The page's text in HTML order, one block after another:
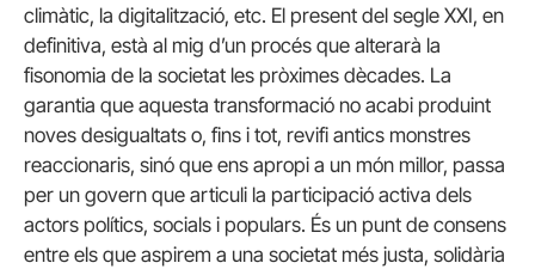
climàtic, la digitalització, etc. El present del segle XXI, en
definitiva, està al mig d’un procés que alterarà la
fisonomia de la societat les pròximes dècades. La
garantia que aquesta transformació no acabi produint
noves desigualtats o, fins i tot, revifi antics monstres
reaccionaris, sinó que ens apropi a un món millor, passa
per un govern que articuli la participació activa dels
actors polítics, socials i populars. És un punt de consens
entre els que aspirem a una societat més justa, solidària